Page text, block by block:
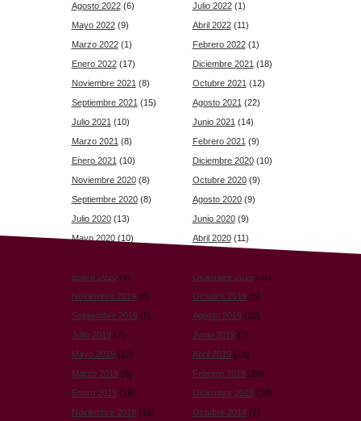
Agosto 2022(6) Julio 2022(1)
Mayo 2022(9) Abril 2022(11)
Marzo 2022(1) Febrero 2022(1)
Enero 2022(17) Diciembre 2021 (18)
Noviembre 2021 (8) Octubre 2021 (12)
Septiembre 2021 (15) Agosto 2021 (22)
Julio 2021 (10) Junio 2021 (14)
Marzo 2021 (8) Febrero 2021 (9)
Enero 2021 (10) Diciembre 2020(10)
Noviembre 2020(8) Octubre 2020(9)
Septiembre 2020(8) Agosto 2020(9)
Julio 2020(13) Junio 2020(9)
Mayo 2020(10) Abril 2020(11)
Enero 2020(9) Diciembre 2019(11)
Noviembre 2019(6) Octubre 2019(5)
Septiembre 2019(5) Agosto 2019(10)
Julio 2019(7) Junio 2019(7)
Mayo 2019(12) Abril 2019(10)
Marzo 2019(8) Febrero 2019(20)
Enero 2019(16) Diciembre 2018(24)
Noviembre 2018(10) Octubre 2018(7)